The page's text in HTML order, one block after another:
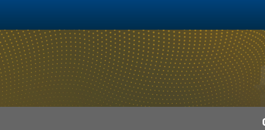
contenido
principal